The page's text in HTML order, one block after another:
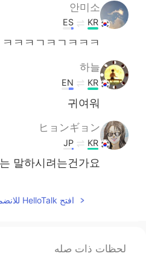
안미소
KR
ES
ㅋㅋㅋㄱㅋㄱㅋㅋㅋ
하늘
KR
EN
귀여워
ヒョンギョン
KR
JP
말하시려는건가요?🤣
KR
올리
افتح HelloTalk للانضمام الى المحادثة
لحظات ذات صله